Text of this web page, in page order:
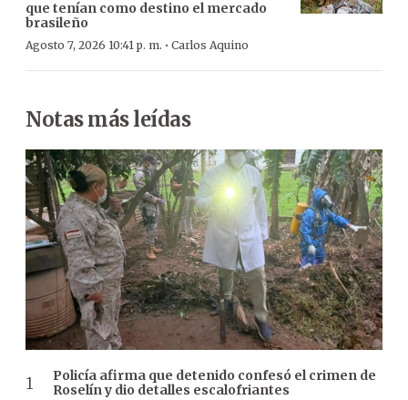
que tenían como destino el mercado
brasileño
Agosto 7, 2026 10:41 p. m. · Carlos Aquino
Notas más leídas
Policía afirma que detenido confesó el crimen de
Roselín y dio detalles escalofriantes